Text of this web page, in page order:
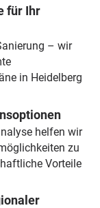
für Ihr
– wir
in Heidelberg
helfen wir
zu
Vorteile